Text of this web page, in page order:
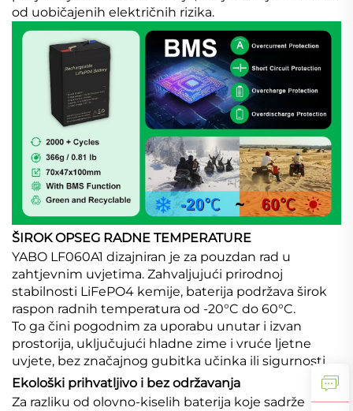
od uobičajenih električnih rizika.
ŠIROK OPSEG RADNE TEMPERATURE
YABO LF060A1 dizajniran je za pouzdan rad u
zahtjevnim uvjetima. Zahvaljujući prirodnoj
stabilnosti LiFePO4 kemije, baterija podržava širok
raspon radnih temperatura od -20°C do 60°C.
To ga čini pogodnim za uporabu unutar i izvan
prostorija, uključujući hladne zime i vruće ljetne
uvjete, bez značajnog gubitka učinka ili sigurnosti.
Ekološki prihvatljivo i bez održavanja
Za razliku od olovno-kiselih baterija koje sadrže